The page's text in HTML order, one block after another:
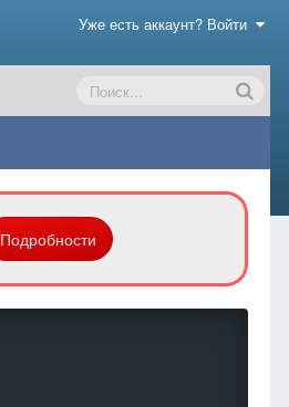
Уже есть аккаунт? Войти
Подробности